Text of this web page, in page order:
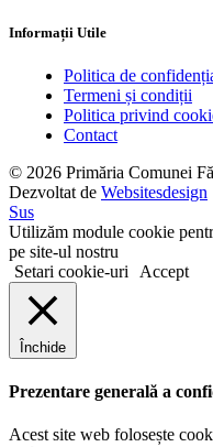
Informații Utile
Politica de
Termeni și condiții
Politica privind
Contact
© 2026 Primăria Comunei
Dezvoltat de Websitesdesign
Sus
Utilizăm module cookie
pe site-ul nostru
Setari cookie-uri
Accept
Închide
Prezentare generală a
Acest site web folosește